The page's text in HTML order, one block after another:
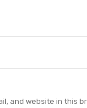
and website in this